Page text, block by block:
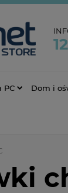
PC Dom i